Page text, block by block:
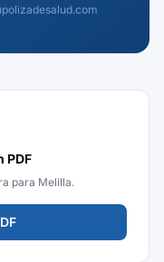
PDF
para Melilla.